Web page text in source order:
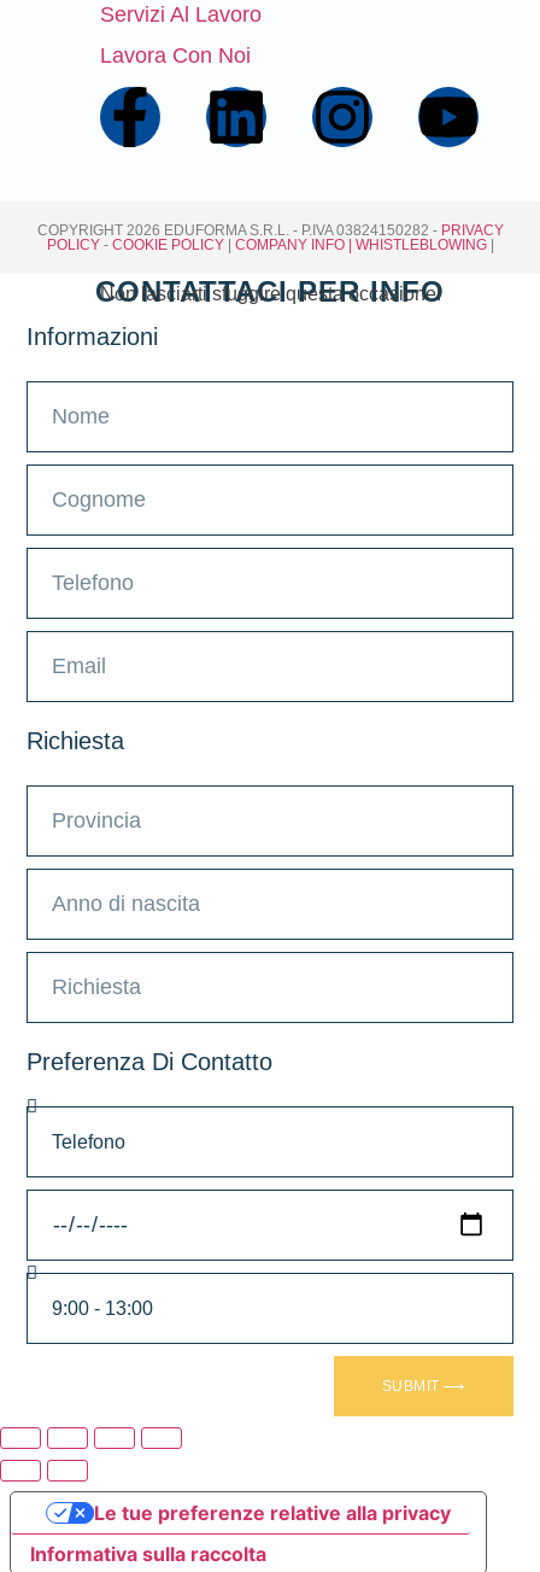
Servizi Al Lavoro
Lavora Con Noi
COPYRIGHT 2026 EDUFORMA S.R.L. - P.IVA 03824150282 - PRIVACY
POLICY-COOKIE POLICY| COMPANY INFO | WHISTLEBLOWING
CONTATTACI PER INFO
Non lasciarti sfuggire questa occasione!
Informazioni
Richiesta
Preferenza Di Contatto
SUBMIT ⟶
Informativa sulla raccolta
Le tue preferenze relative alla privacy